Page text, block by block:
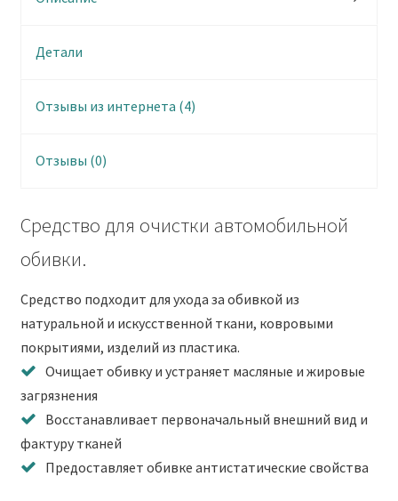
Детали
Отзывы из интернета (4)
Отзывы (0)
Средство для очистки автомобильной
обивки.
Средство подходит для ухода за обивкой из
натуральной и искусственной ткани, ковровыми
покрытиями, изделий из пластика.
Очищает обивку и устраняет масляные и жировые
загрязнения
Восстанавливает первоначальный внешний вид и
фактуру тканей
Предоставляет обивке антистатические свойства